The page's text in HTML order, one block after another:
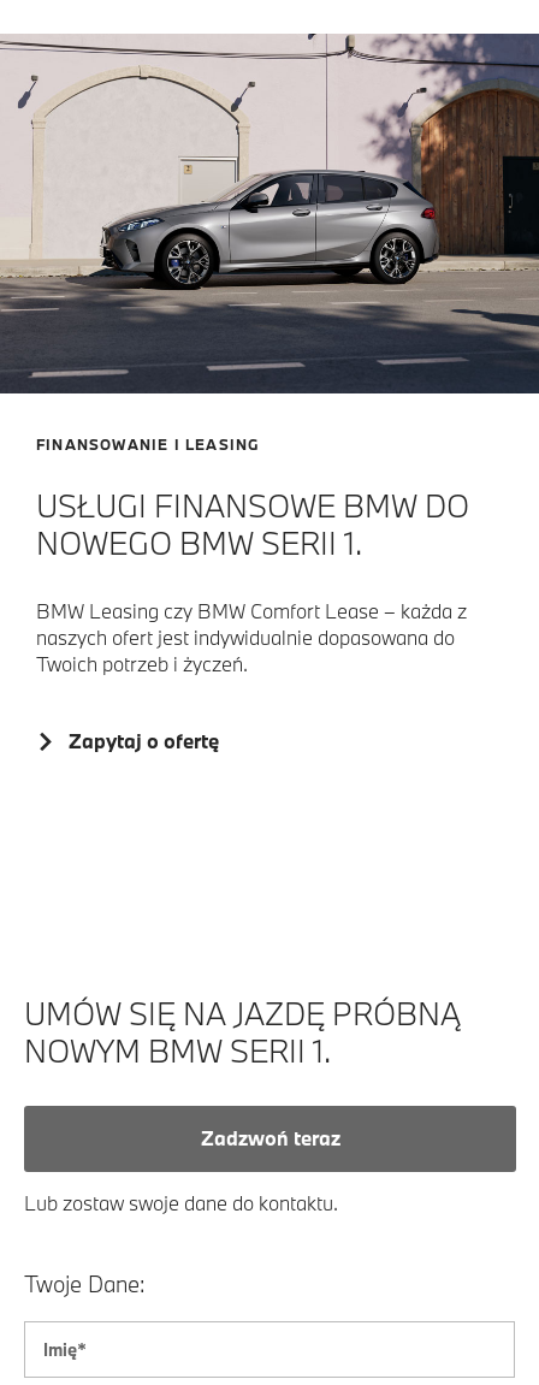
FINANSOWANIE I LEASING
USŁUGI FINANSOWE BMW DO
NOWEGO BMW SERII 1.
BMW Leasing czy BMW Comfort Lease – każda z
naszych ofert jest indywidualnie dopasowana do
Twoich potrzeb i życzeń.
Zapytaj o ofertę
UMÓW SIĘ NA JAZDĘ PRÓBNĄ
NOWYM BMW SERII 1.
Zadzwoń teraz
Lub zostaw swoje dane do kontaktu.
Twoje Dane: